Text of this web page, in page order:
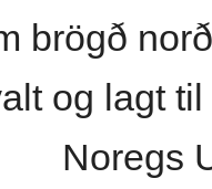
brögð
og lagt
Noregs